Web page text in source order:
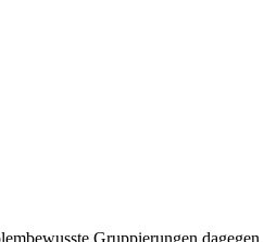
Gruppierungen